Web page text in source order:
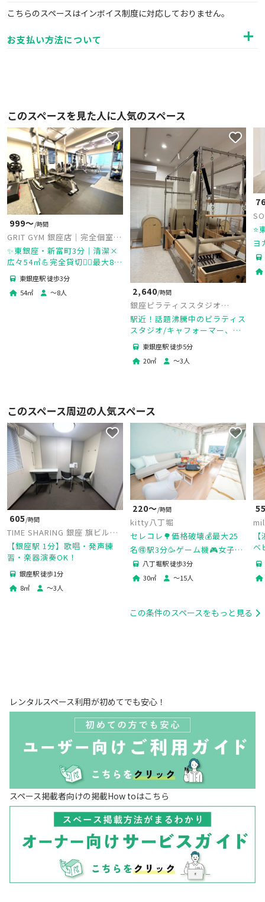
こちらのスペースはインボイス制度に対応しておりません。
お支払い方法について
このスペースを見た人に人気のスペース
999〜/時間
GRIT GYM 銀座店｜完全個室貸
切パーソナルジム
✨東銀座・新富町3分｜清潔×
広々54㎡💪完全貸切🏋️‍♀️最大8名
OK／パーソナル・合トレ・撮
影対応
東銀座駅 徒歩3分
54㎡ 〜8人 2,640/時間
銀座ピラティススタジオ
【Pilates isM】
駅近！話題沸騰中のピラティス
スタジオ/キャフォーマー、バ
レル完備！
東銀座駅 徒歩5分
20㎡ 〜3人
⭐️
ヨ
このスペース周辺の人気スペース
605 /時間
TIME SHARING 銀座 旗ビル
roomS
【銀座駅 1分】歌唱・発声練
習・楽器演奏OK！
銀座駅 徒歩1分
8㎡ 〜3人
220〜/時間
kitty八丁堀
セレコレ🌳価格破壊💰最大25
名🉐駅3分🥳ゲーム機🎮女子会
💗推し活🌟タコパ🐙撮影📷パー
ティ🥂飲み会🍻kitty八丁堀
八丁堀駅 徒歩3分
30㎡ 〜15人
ベ
この条件のスペースをもっと見る
レンタルスペース利用が初めてでも安心！
スペース掲載者向けの掲載How toはこちら